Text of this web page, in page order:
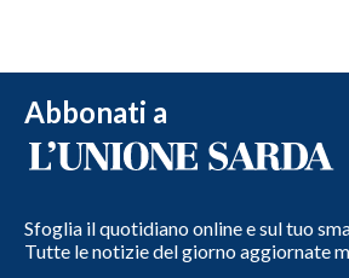
Abbonati a
Sfoglia il quotidiano online e sul tuo
Tutte le notizie del giorno aggiornate